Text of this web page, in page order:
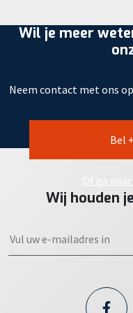
Wil je meer
Neem contact met ons
Bel
Of ga
Wij houden